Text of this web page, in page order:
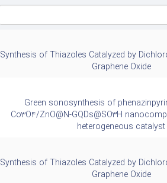
Synthesis of Thiazoles Catalyzed by
Graphene Oxide
Green sonosynthesis of
Co3O4/ZnO@N-GQDs@SO3H
heterogeneous catalyst
Synthesis of Thiazoles Catalyzed by
Graphene Oxide